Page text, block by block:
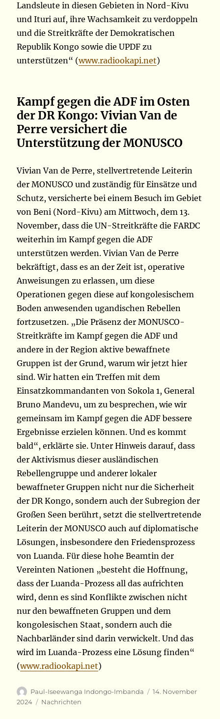
Landsleute in diesen Gebieten in Nord-Kivu
und Ituri auf, ihre Wachsamkeit zu verdoppeln
und die Streitkräfte der Demokratischen
Republik Kongo sowie die UPDF zu
unterstützen“ (www.radiookapi.net)
Kampf gegen die ADF im Osten
der DR Kongo: Vivian Van de
Perre versichert die
Unterstützung der MONUSCO
Vivian Van de Perre, stellvertretende Leiterin
der MONUSCO und zuständig für Einsätze und
Schutz, versicherte bei einem Besuch im Gebiet
von Beni (Nord-Kivu) am Mittwoch, dem 13.
November, dass die UN-Streitkräfte die FARDC
weiterhin im Kampf gegen die ADF
unterstützen werden. Vivian Van de Perre
bekräftigt, dass es an der Zeit ist, operative
Anweisungen zu erlassen, um diese
Operationen gegen diese auf kongolesischem
Boden anwesenden ugandischen Rebellen
fortzusetzen. „Die Präsenz der MONUSCO-
Streitkräfte im Kampf gegen die ADF und
andere in der Region aktive bewaffnete
Gruppen ist der Grund, warum wir jetzt hier
sind. Wir hatten ein Treffen mit dem
Einsatzkommandanten von Sokola 1, General
Bruno Mandevu, um zu besprechen, wie wir
gemeinsam im Kampf gegen die ADF bessere
Ergebnisse erzielen können. Und es kommt
bald“, erklärte sie. Unter Hinweis darauf, dass
der Aktivismus dieser ausländischen
Rebellengruppe und anderer lokaler
bewaffneter Gruppen nicht nur die Sicherheit
der DR Kongo, sondern auch der Subregion der
Großen Seen berührt, setzt die stellvertretende
Leiterin der MONUSCO auch auf diplomatische
Lösungen, insbesondere den Friedensprozess
von Luanda. Für diese hohe Beamtin der
Vereinten Nationen „besteht die Hoffnung,
dass der Luanda-Prozess all das aufrichten
wird, denn es sind Konflikte zwischen nicht
nur den bewaffneten Gruppen und dem
kongolesischen Staat, sondern auch die
Nachbarländer sind darin verwickelt. Und das
wird im Luanda-Prozess eine Lösung finden“
(www.radiookapi.net)
Autor
Paul-Iseewanga Indongo-Imbanda
Veröffentlicht
14. November
2024
Kategorien
Nachrichten